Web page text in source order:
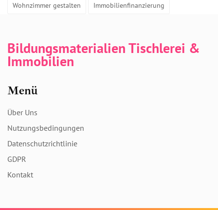
Wohnzimmer gestalten Immobilienfinanzierung
Bildungsmaterialien Tischlerei &
Immobilien
Menü
Über Uns
Nutzungsbedingungen
Datenschutzrichtlinie
GDPR
Kontakt